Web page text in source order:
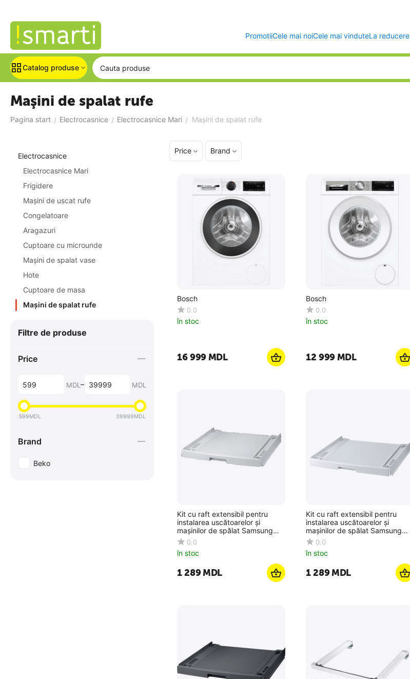
PromotiiCele mai noiCele mai vinduteLa reducere
Catalog produse
Maşini de spalat rufe
Pagina start / Electrocasnice / Electrocasnice Mari / Maşini de spalat rufe
Price Brand
Bosch
0.0
în stoc
16 999MDL
Bosch
0.0
în stoc
12 999MDL
Kit cu raft extensibil pentru
instalarea uscătoarelor și
mașinilor de spălat Samsung
SKK-DD, Alb
0.0
în stoc
1 289MDL
Kit cu raft extensibil pentru
instalarea uscătoarelor și
mașinilor de spălat Samsung
SKK-UDW, Alb
0.0
în stoc
1 289MDL
Electrocasnice
Electrocasnice Mari
Frigidere
Maşini de uscat rufe
Congelatoare
Aragazuri
Cuptoare cu microunde
Maşini de spalat vase
Hote
Cuptoare de masa
Maşini de spalat rufe
Filtre de produse
Price
MDL – MDL
599MDL 39999MDL
Brand
Beko